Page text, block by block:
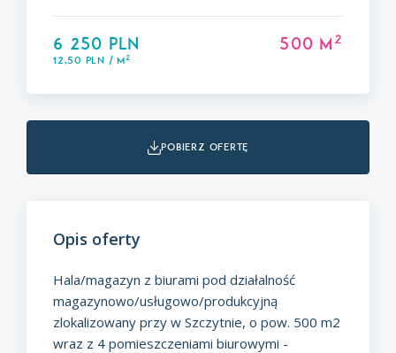
6 250 PLN
12,50 PLN / m2
500 m2
pobierz ofertę
Opis oferty
Hala/magazyn z biurami pod działalność
magazynowo/usługowo/produkcyjną
zlokalizowany przy w Szczytnie, o pow. 500 m2
wraz z 4 pomieszczeniami biurowymi -